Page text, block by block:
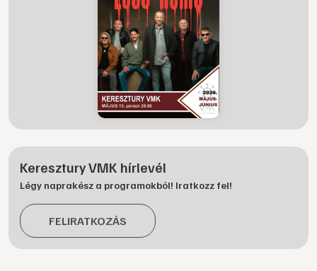
Keresztury VMK hírlevél
Légy naprakész a programokból! Iratkozz fel!
FELIRATKOZÁS